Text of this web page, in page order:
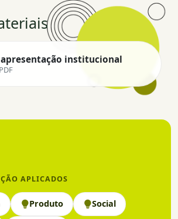
institucional
APLICADOS
Produto Social